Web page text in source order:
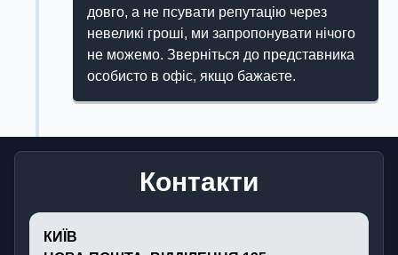
довго, а не псувати репутацію через
невеликі гроші, ми запропонувати нічого
не можемо. Зверніться до представника
особисто в офіс, якщо бажаєте.
Контакти
КИЇВ